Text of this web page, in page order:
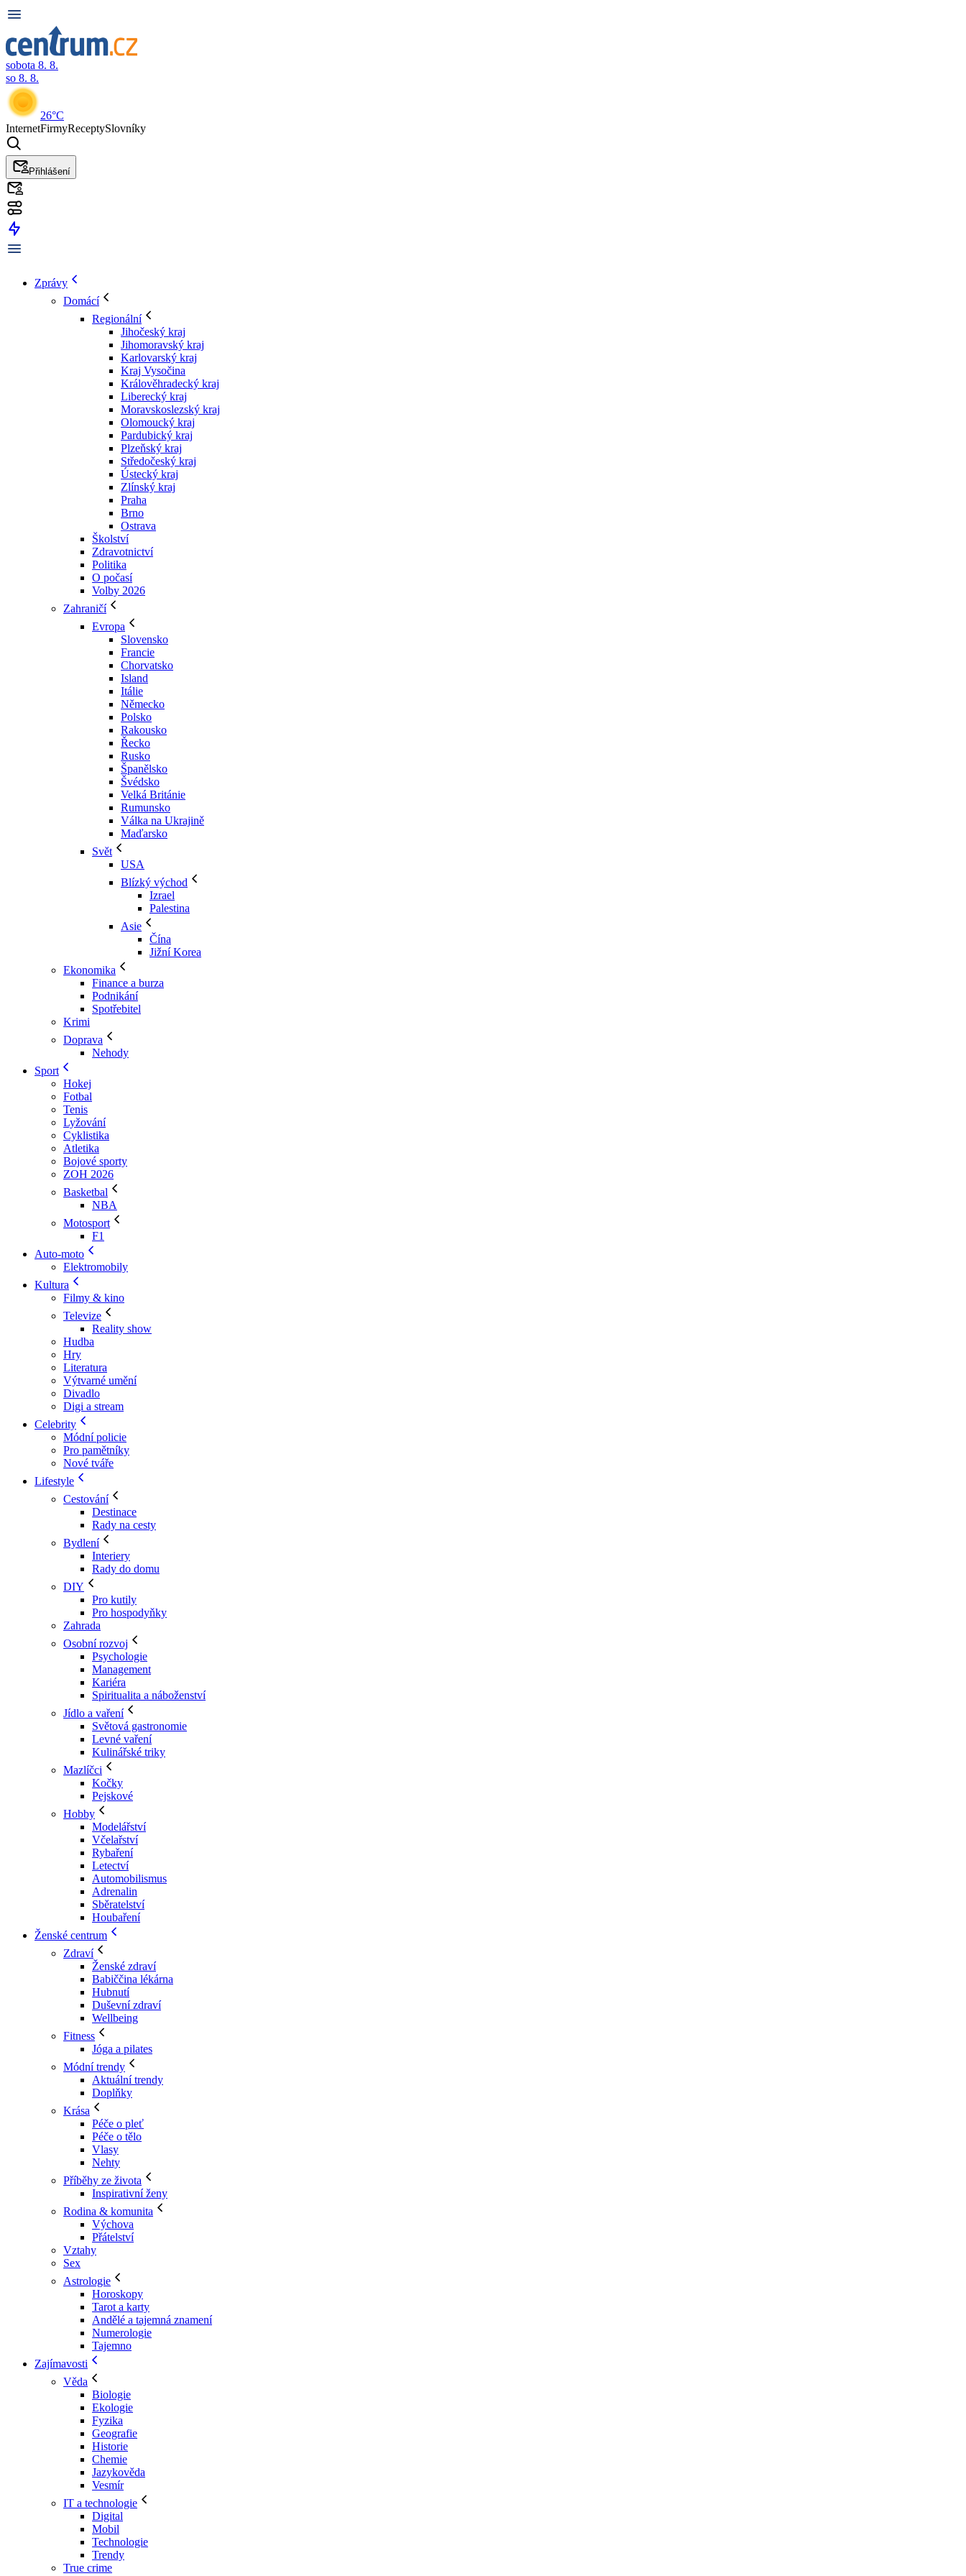
sobota 8. 8.
so 8. 8.
26°C
InternetFirmyReceptySlovníky
Přihlášení
Zprávy
Domácí
Regionální
Jihočeský kraj
Jihomoravský kraj
Karlovarský kraj
Kraj Vysočina
Králověhradecký kraj
Liberecký kraj
Moravskoslezský kraj
Olomoucký kraj
Pardubický kraj
Plzeňský kraj
Středočeský kraj
Ústecký kraj
Zlínský kraj
Praha
Brno
Ostrava
Školství
Zdravotnictví
Politika
O počasí
Volby 2026
Zahraničí
Evropa
Slovensko
Francie
Chorvatsko
Island
Itálie
Německo
Polsko
Rakousko
Řecko
Rusko
Španělsko
Švédsko
Velká Británie
Rumunsko
Válka na Ukrajině
Maďarsko
Svět
USA
Blízký východ
Izrael
Palestina
Asie
Čína
Jižní Korea
Ekonomika
Finance a burza
Podnikání
Spotřebitel
Krimi
Doprava
Nehody
Sport
Hokej
Fotbal
Tenis
Lyžování
Cyklistika
Atletika
Bojové sporty
ZOH 2026
Basketbal
NBA
Motosport
F1
Auto-moto
Elektromobily
Kultura
Filmy & kino
Televize
Reality show
Hudba
Hry
Literatura
Výtvarné umění
Divadlo
Digi a stream
Celebrity
Módní policie
Pro pamětníky
Nové tváře
Lifestyle
Cestování
Destinace
Rady na cesty
Bydlení
Interiery
Rady do domu
DIY
Pro kutily
Pro hospodyňky
Zahrada
Osobní rozvoj
Psychologie
Management
Kariéra
Spiritualita a náboženství
Jídlo a vaření
Světová gastronomie
Levné vaření
Kulinářské triky
Mazlíčci
Kočky
Pejskové
Hobby
Modelářství
Včelařství
Rybaření
Letectví
Automobilismus
Adrenalin
Sběratelství
Houbaření
Ženské centrum
Zdraví
Ženské zdraví
Babiččina lékárna
Hubnutí
Duševní zdraví
Wellbeing
Fitness
Jóga a pilates
Módní trendy
Aktuální trendy
Doplňky
Krása
Péče o pleť
Péče o tělo
Vlasy
Nehty
Příběhy ze života
Inspirativní ženy
Rodina & komunita
Výchova
Přátelství
Vztahy
Sex
Astrologie
Horoskopy
Tarot a karty
Andělé a tajemná znamení
Numerologie
Tajemno
Zajímavosti
Věda
Biologie
Ekologie
Fyzika
Geografie
Historie
Chemie
Jazykověda
Vesmír
IT a technologie
Digital
Mobil
Technologie
Trendy
True crime